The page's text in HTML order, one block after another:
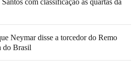
Neymar disse a torcedor do Remo
do Brasil